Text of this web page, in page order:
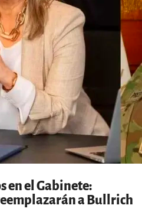
en el Gabinete:
a Bullrich